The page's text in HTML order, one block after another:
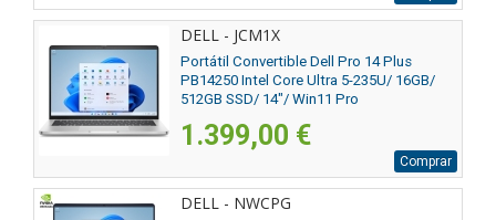
DELL - JCM1X
Portátil Convertible Dell Pro 14 Plus
PB14250 Intel Core Ultra 5-235U/ 16GB/
512GB SSD/ 14"/ Win11 Pro
1.399,00 €
Comprar
DELL - NWCPG